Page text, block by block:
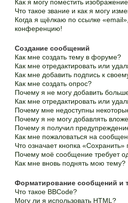
Как я могу поместить
Что такое звание и как я могу
Когда я щёлкаю по ссылке
конференцию!
Создание сообщений
Как мне создать тему в форуме?
Как мне отредактировать или
Как мне добавить подпись к
Как мне создать опрос?
Почему я не могу добавить
Как мне отредактировать или
Почему мне недоступны
Почему я не могу добавлять
Почему я получил
Как мне пожаловаться на
Что означает кнопка
Почему моё сообщение требует
Как мне вновь поднять мою тему?
Форматирование сообщений и
Что такое BBCode?
Могу ли я использовать HTML?